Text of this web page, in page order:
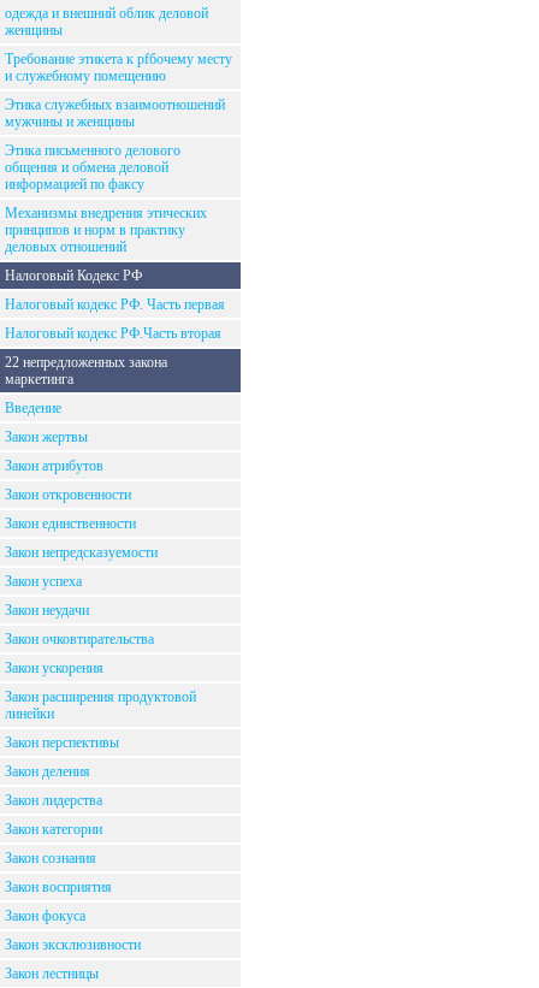
одежда и внешний облик деловой
женщины
Требование этикета к рfбочему месту
и служебному помещению
Этика служебных взаимоотношений
мужчины и женщины
Этика письменного делового
общения и обмена деловой
информацией по факсу
Механизмы внедрения этических
принципов и норм в практику
деловых отношений
Налоговый Кодекс РФ
Налоговый кодекс РФ. Часть первая
Налоговый кодекс РФ.Часть вторая
22 непредложенных закона
маркетинга
Введение
Закон жертвы
Закон атрибутов
Закон откровенности
Закон единственности
Закон непредсказуемости
Закон успеха
Закон неудачи
Закон очковтирательства
Закон ускорения
Закон расширения продуктовой
линейки
Закон перспективы
Закон деления
Закон лидерства
Закон категории
Закон сознания
Закон восприятия
Закон фокуса
Закон эксклюзивности
Закон лестницы